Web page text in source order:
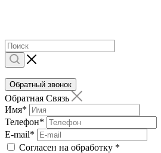
Обратный звонок
Обратная Связь
Имя*
Телефон*
E-mail*
Согласен на обработку *